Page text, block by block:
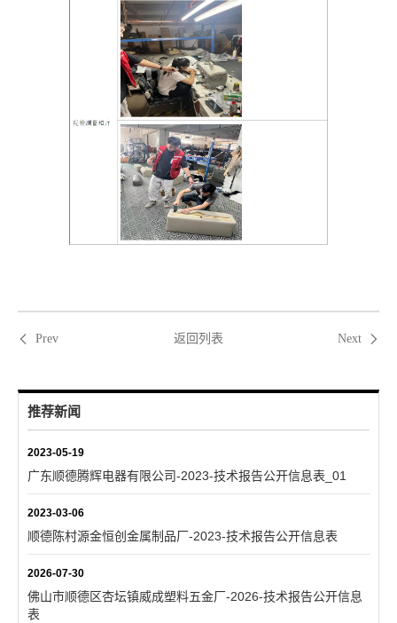
Prev 返回列表 Next
推荐新闻
2023-05-19
广东顺德腾辉电器有限公司-2023-技术报告公开信息表_01
2023-03-06
顺德陈村源金恒创金属制品厂-2023-技术报告公开信息表
2026-07-30
佛山市顺德区杏坛镇威成塑料五金厂-2026-技术报告公开信息
表